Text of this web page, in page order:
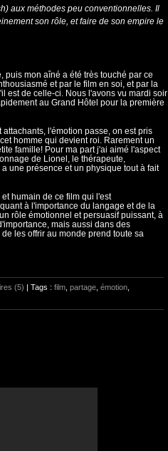
aux méthodes peu conventionnelles. Il
son rôle, et faire de son empire le
puis mon aîné a été très touché par ce
et par le film en soi, et par la
est de celle-ci. Nous l'avons vu mardi soir
au Grand Hôtel pour la première
l'émotion passe, on est pris
homme qui devient roi. Rarement un
famille! Pour ma part j'ai aimé l'aspect
de Lionel, le thérapeute,
une présence et un physique tout à fait
humain de ce film qui l'est
à l'importance du langage et de la
rôle émotionnel et persuasif puissant, à
mais aussi dans des
les offrir au monde prend toute sa
(5) | Tags : film, partage, émotion,